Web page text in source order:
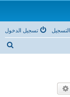
تسجيل الدخول
ب